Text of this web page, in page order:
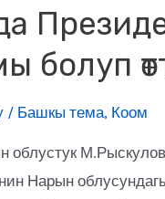
болуп
/ Башкы тема, Коом
Нарын